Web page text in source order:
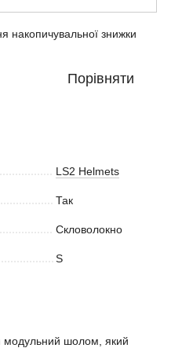
накопичувальної знижки
Порівняти
LS2 Helmets
Так
Скловолокно
S
модульний шолом, який